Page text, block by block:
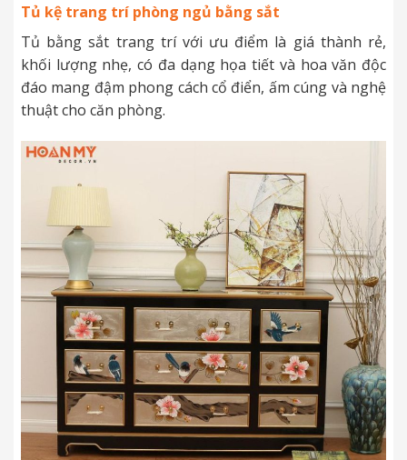
Tủ kệ trang trí phòng ngủ bằng sắt
Tủ bằng sắt trang trí với ưu điểm là giá thành rẻ,
khối lượng nhẹ, có đa dạng họa tiết và hoa văn độc
đáo mang đậm phong cách cổ điển, ấm cúng và nghệ
thuật cho căn phòng.